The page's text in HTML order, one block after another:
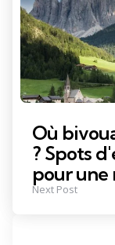
Où
? Spots
pour une
Next Post